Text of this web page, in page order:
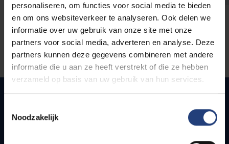
personaliseren, om functies voor social media te bieden
en om ons websiteverkeer te analyseren. Ook delen we
informatie over uw gebruik van onze site met onze
partners voor social media, adverteren en analyse. Deze
partners kunnen deze gegevens combineren met andere
informatie die u aan ze heeft verstrekt of die ze hebben
verzameld op basis van uw gebruik van hun services.
Noodzakelijk
Snel naar